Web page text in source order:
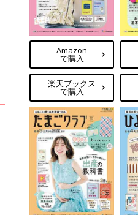
Amazon
で購入
楽天ブックス
で購入